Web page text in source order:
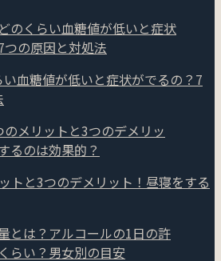
血糖値が低いと症状がでるの？7
トと3つのデメリット！昼寝をする